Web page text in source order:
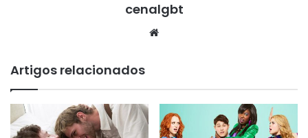
cenalgbt
Artigos relacionados